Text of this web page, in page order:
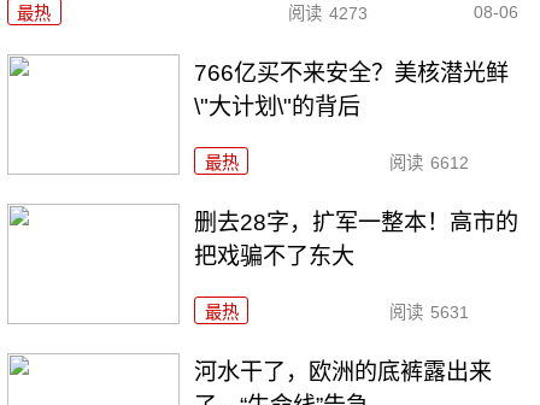
最热 阅读 4273 08-06
766亿买不来安全？美核潜光鲜
\"大计划\"的背后
最热 阅读 6612
删去28字，扩军一整本！高市的
把戏骗不了东大
最热 阅读 5631
河水干了，欧洲的底裤露出来